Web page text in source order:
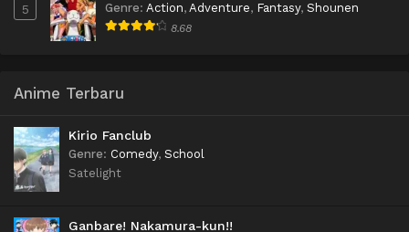
5 Genre: Action, Adventure, Fantasy, Shounen
8.68
Anime Terbaru
Kirio Fanclub
Genre: Comedy, School
Satelight
Ganbare! Nakamura-kun!!